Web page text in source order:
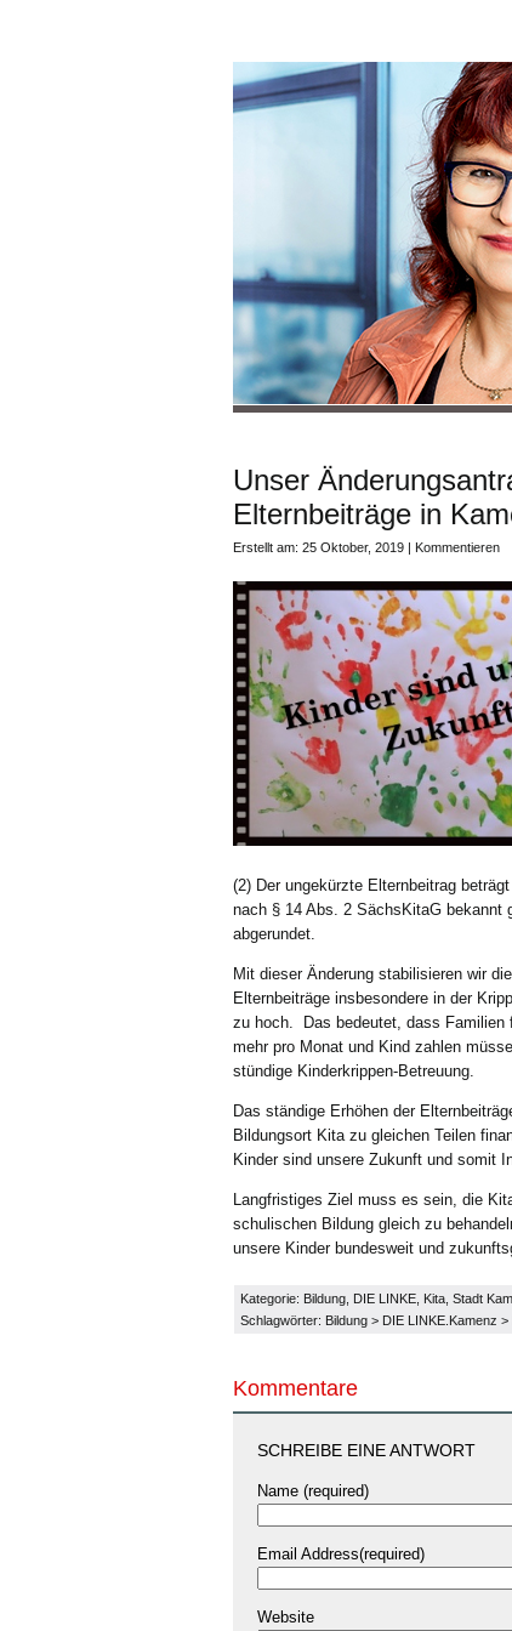
Unser
Elternbeiträge in
Erstellt am: 25 Oktober, 2019 | Kommentieren
(2) Der ungekürzte Elternbeitrag
nach § 14 Abs. 2 SächsKitaG bekannt
abgerundet.
Mit dieser Änderung stabilisieren wir
Elternbeiträge insbesondere in der
zu hoch. Das bedeutet, dass Familien
mehr pro Monat und Kind zahlen
stündige Kinderkrippen-Betreuung.
Das ständige Erhöhen der
Bildungsort Kita zu gleichen Teilen
Kinder sind unsere Zukunft und somit
Langfristiges Ziel muss es sein, die
schulischen Bildung gleich zu
unsere Kinder bundesweit und
Kategorie: Bildung DIE LINKE Kita Stadt
Schlagwörter: Bildung > DIE LINKE.Kamenz >
Kommentare
SCHREIBE EINE ANTWORT
Name (required)
Email Address(required)
Website